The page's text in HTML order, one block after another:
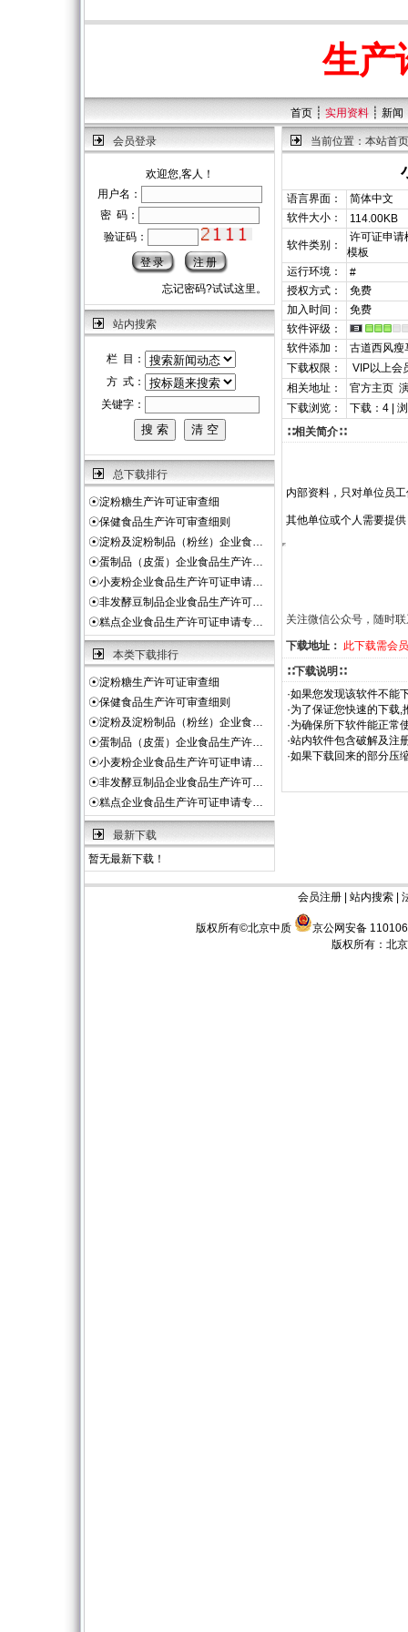
生产
首页 ┊ 实用资料 ┊ 新闻
会员登录
欢迎您,客人！
用户名：
密 码：
验证码：
忘记密码?试试这里。
站内搜索
栏 目：
方 式：
关键字：
总下载排行
☉淀粉糖生产许可证审查细
☉保健食品生产许可审查细则
☉淀粉及淀粉制品（粉丝）企业食…
☉蛋制品（皮蛋）企业食品生产许…
☉小麦粉企业食品生产许可证申请…
☉非发酵豆制品企业食品生产许可…
☉糕点企业食品生产许可证申请专…
本类下载排行
☉淀粉糖生产许可证审查细
☉保健食品生产许可审查细则
☉淀粉及淀粉制品（粉丝）企业食…
☉蛋制品（皮蛋）企业食品生产许…
☉小麦粉企业食品生产许可证申请…
☉非发酵豆制品企业食品生产许可…
☉糕点企业食品生产许可证申请专…
最新下载
暂无最新下载！
当前位置： 本站首页
语言界面：
简体中文
软件大小：
114.00KB
软件类别：
许可证申请
模板
运行环境：
#
授权方式：
免费
加入时间：
免费
软件评级：
软件添加：
古道西风瘦
下载权限：
VIP以上会
相关地址：
官方主页
下载浏览：
下载：4 |
∷相关简介∷
内部资料，只对单位员
其他单位或个人需要提
关注微信公众号，随时
下载地址： 此下载需会
∷下载说明∷
·如果您发现该软件不能
·为了保证您快速的下载,
·为确保所下软件能正常
·站内软件包含破解及注
·如果下载回来的部分压
会员注册| 站内搜索|
版权所有©北京中质
京公网安备
版权所有： 北